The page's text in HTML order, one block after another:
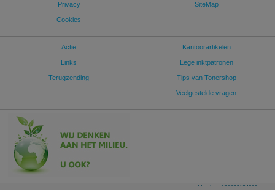
Privacy
Cookies
SiteMap
Actie
Links
Terugzending
Kantoorartikelen
Lege inktpatronen
Tips van Tonershop
Veelgestelde vragen
Version: 030826124909